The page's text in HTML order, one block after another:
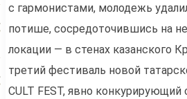
с гармонистами, молодежь
потише, сосредоточившись на
локации — в стенах казанского
третий фестиваль новой
CULT FEST, явно конкурирующий